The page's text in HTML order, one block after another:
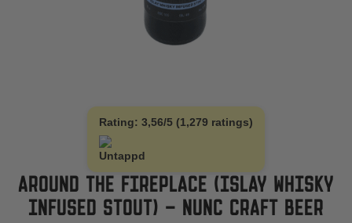
Rating: 3,56/5 (1,279 ratings)
AROUND THE FIREPLACE (ISLAY WHISKY
INFUSED STOUT) – NUNC CRAFT BEER